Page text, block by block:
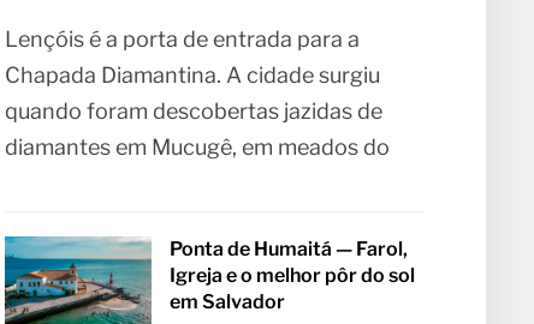
Lençóis é a porta de entrada para a
Chapada Diamantina. A cidade surgiu
quando foram descobertas jazidas de
diamantes em Mucugê, em meados do
Ponta de Humaitá — Farol,
Igreja e o melhor pôr do sol
em Salvador